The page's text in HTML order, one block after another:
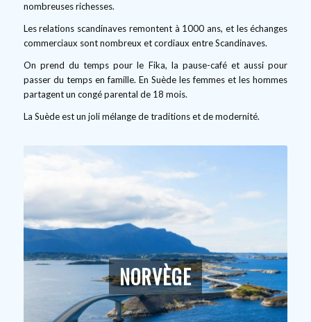
nombreuses richesses.
Les relations scandinaves remontent à 1000 ans, et les échanges
commerciaux sont nombreux et cordiaux entre Scandinaves.
On prend du temps pour le Fika, la pause-café et aussi pour
passer du temps en famille. En Suède les femmes et les hommes
partagent un congé parental de 18 mois.
La Suède est un joli mélange de traditions et de modernité.
NORVÈGE